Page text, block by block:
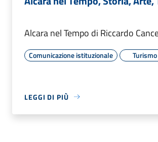
Alcara nel Tempo di Riccardo
Comunicazione istituzionale Turismo
LEGGI DI PIÙ